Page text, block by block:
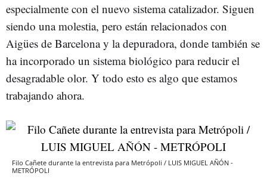
especialmente con el nuevo sistema catalizador. Siguen
siendo una molestia, pero están relacionados con
Aigües de Barcelona y la depuradora, donde también se
ha incorporado un sistema biológico para reducir el
desagradable olor. Y todo esto es algo que estamos
trabajando ahora.
Filo Cañete durante la entrevista para Metrópoli / LUIS MIGUEL AÑÓN -
METRÓPOLI